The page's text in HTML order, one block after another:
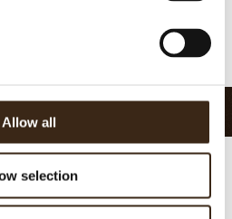
Allow all
selection
Nee
Nee